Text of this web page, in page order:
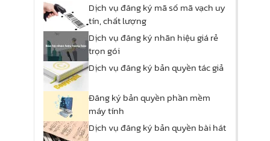
Dịch vụ đăng ký mã số mã vạch uy
tín, chất lượng
Dịch vụ đăng ký nhãn hiệu giá rẻ
trọn gói
Dịch vụ đăng ký bản quyền tác giả
Đăng ký bản quyền phần mềm
máy tính
Dịch vụ đăng ký bản quyền bài hát